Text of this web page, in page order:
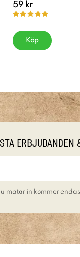
59 kr
Köp
ERBJUDANDEN
matar in kommer